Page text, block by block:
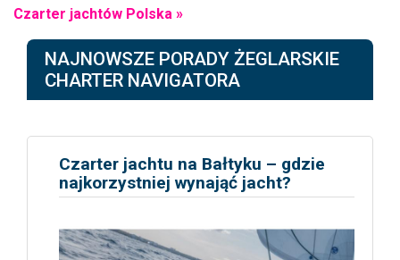
Czarter jachtów Polska »
NAJNOWSZE PORADY ŻEGLARSKIE
CHARTER NAVIGATORA
Czarter jachtu na Bałtyku – gdzie
najkorzystniej wynająć jacht?